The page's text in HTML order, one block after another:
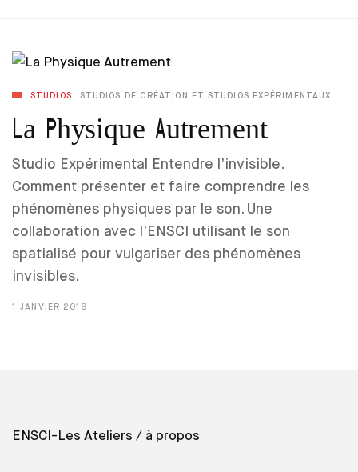
STUDIOS STUDIOS DE CRÉATION ET STUDIOS EXPÉRIMENTAUX
La Physique Autrement
Studio Expérimental Entendre l’invisible.
Comment présenter et faire comprendre les
phénomènes physiques par le son. Une
collaboration avec l’ENSCI utilisant le son
spatialisé pour vulgariser des phénomènes
invisibles.
1 JANVIER 2019
ENSCI-Les Ateliers / à propos